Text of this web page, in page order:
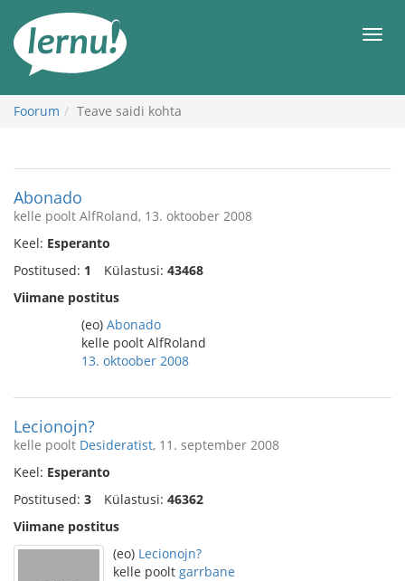
juurde
Foorum Teave saidi kohta
Abonado
kelle poolt AlfRoland, 13. oktoober 2008
Keel: Esperanto
Postitused: 1 Külastusi: 43468
Viimane postitus
(eo) Abonado
kelle poolt AlfRoland
13. oktoober 2008
Lecionojn?
kelle poolt Desideratist, 11. september 2008
Keel: Esperanto
Postitused: 3 Külastusi: 46362
Viimane postitus
(eo) Lecionojn?
kelle poolt garrbane